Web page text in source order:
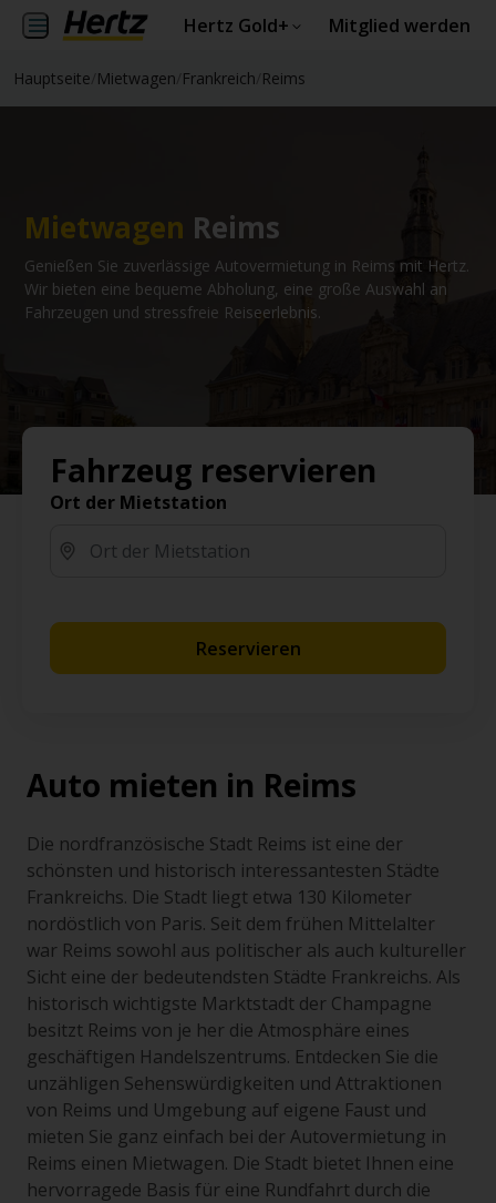
Hertz Gold+ Mitglied werden
Hauptseite Mietwagen Frankreich Reims
Mietwagen Reims
Genießen Sie zuverlässige Autovermietung in Reims mit Hertz.
Wir bieten eine bequeme Abholung, eine große Auswahl an
Fahrzeugen und stressfreie Reiseerlebnis.
Fahrzeug reservieren
Ort der Mietstation
Reservieren
Auto mieten in Reims
Die nordfranzösische Stadt Reims ist eine der
schönsten und historisch interessantesten Städte
Frankreichs. Die Stadt liegt etwa 130 Kilometer
nordöstlich von Paris. Seit dem frühen Mittelalter
war Reims sowohl aus politischer als auch kultureller
Sicht eine der bedeutendsten Städte Frankreichs. Als
historisch wichtigste Marktstadt der Champagne
besitzt Reims von je her die Atmosphäre eines
geschäftigen Handelszentrums. Entdecken Sie die
unzähligen Sehenswürdigkeiten und Attraktionen
von Reims und Umgebung auf eigene Faust und
mieten Sie ganz einfach bei der Autovermietung in
Reims einen Mietwagen. Die Stadt bietet Ihnen eine
hervorragede Basis für eine Rundfahrt durch die